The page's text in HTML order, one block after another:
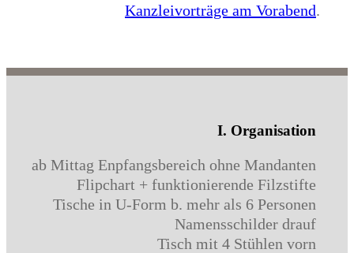
Kanzleivorträge am Vorabend.
I. Organisation
ab Mittag Enpfangsbereich ohne Mandanten
Flipchart + funktionierende Filzstifte
Tische in U-Form b. mehr als 6 Personen
Namensschilder drauf
Tisch mit 4 Stühlen vorn